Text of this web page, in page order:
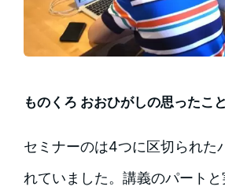
ものくろ おおひがしの思ったこと
セミナーのは4つに区切られた
れていました。講義のパート